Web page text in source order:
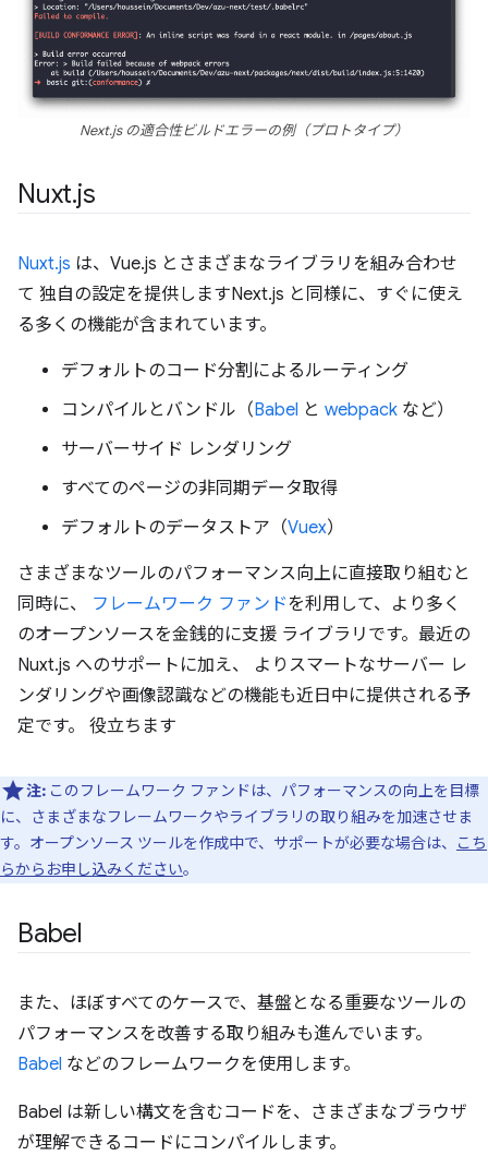
Next.js の適合性ビルドエラーの例（プロトタイプ）
Nuxt.js
Nuxt.js は、Vue.js とさまざまなライブラリを組み合わせ
て 独自の設定を提供しますNext.js と同様に、すぐに使え
る多くの機能が含まれています。
デフォルトのコード分割によるルーティング
コンパイルとバンドル（Babel と webpack など）
サーバーサイド レンダリング
すべてのページの非同期データ取得
デフォルトのデータストア（Vuex）
さまざまなツールのパフォーマンス向上に直接取り組むと
同時に、 フレームワーク ファンドを利用して、より多く
のオープンソースを金銭的に支援 ライブラリです。最近の
Nuxt.js へのサポートに加え、 よりスマートなサーバー レ
ンダリングや画像認識などの機能も近日中に提供される予
定です。 役立ちます
注: このフレームワーク ファンドは、パフォーマンスの向上を目標
に、さまざまなフレームワークやライブラリの取り組みを加速させま
す。オープンソース ツールを作成中で、サポートが必要な場合は、
こち
らからお申し込みください。
Babel
また、ほぼすべてのケースで、基盤となる重要なツールの
パフォーマンスを改善する取り組みも進んでいます。
Babel などのフレームワークを使用します。
Babel は新しい構文を含むコードを、さまざまなブラウザ
が理解できるコードにコンパイルします。